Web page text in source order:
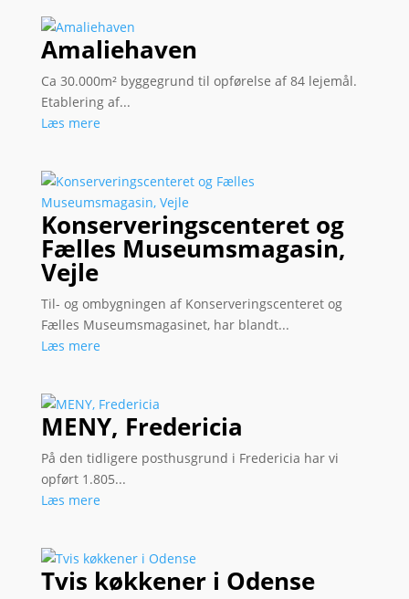
Amaliehaven
Ca 30.000m² byggegrund til opførelse af 84 lejemål.
Etablering af...
Læs mere
Konserveringscenteret og
Fælles Museumsmagasin,
Vejle
Til- og ombygningen af Konserveringscenteret og
Fælles Museumsmagasinet, har blandt...
Læs mere
MENY, Fredericia
På den tidligere posthusgrund i Fredericia har vi
opført 1.805...
Læs mere
Tvis køkkener i Odense